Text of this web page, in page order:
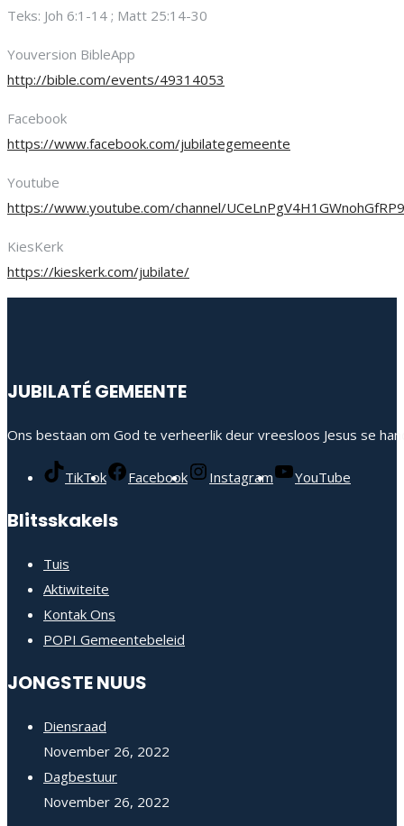
Teks: Joh 6:1-14 ; Matt 25:14-30
Youversion BibleApp
http://bible.com/events/49314053
Facebook
https://www.facebook.com/jubilategemeente
Youtube
https://www.youtube.com/channel/
KiesKerk
https://kieskerk.com/jubilate/
JUBILATÉ GEMEENTE
Ons bestaan om God te verheerlik deur vreesloos Jesus se
TikTok Facebook Instagram YouTube
Blitsskakels
Tuis
Aktiwiteite
Kontak Ons
POPI Gemeentebeleid
JONGSTE NUUS
Diensraad
November 26, 2022
Dagbestuur
November 26, 2022